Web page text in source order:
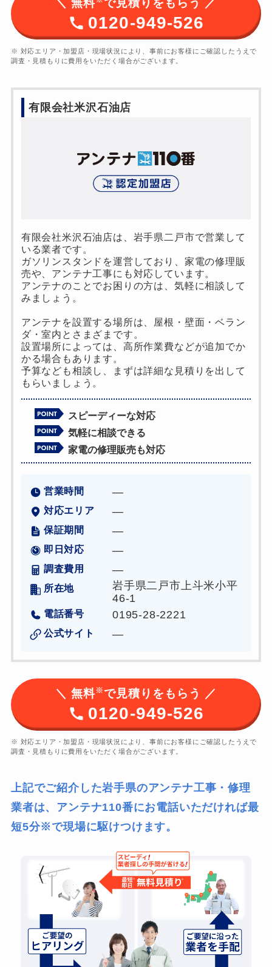
＼ 無料 で見積りをもらう ／
0120-949-526
※ 対応エリア・加盟店・現場状況により、事前にお客様にご確認したうえで
調査・見積もりに費用をいただく場合がございます。
有限会社米沢石油店
有限会社米沢石油店は、岩手県二戸市で営業して
いる業者です。
ガソリンスタンドを運営しており、家電の修理販
売や、アンテナ工事にも対応しています。
アンテナのことでお困りの方は、気軽に相談して
みましょう。
アンテナを設置する場所は、屋根・壁面・ベラン
ダ・室内とさまざまです。
設置場所によっては、高所作業費などが追加でか
かる場合もあります。
予算なども相談し、まずは詳細な見積りを出して
もらいましょう。
スピーディーな対応
気軽に相談できる
家電の修理販売も対応
営業時間 ―
対応エリア ―
保証期間 ―
即日対応 ―
調査費用 ―
所在地
岩手県二戸市上斗米小平
46-1
電話番号 0195-28-2221
公式サイト ―
＼ 無料※ で見積りをもらう ／
0120-949-526
※ 対応エリア・加盟店・現場状況により、事前にお客様にご確認したうえで
調査・見積もりに費用をいただく場合がございます。
上記でご紹介した岩手県のアンテナ工事・修理
業者は、アンテナ110番にお電話いただければ最
短5分※で現場に駆けつけます。